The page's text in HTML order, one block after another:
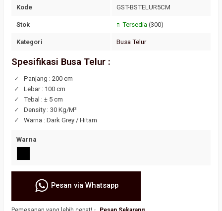
Kode GST-BSTELUR5CM
Stok Tersedia (300)
Kategori Busa Telur
Spesifikasi Busa Telur :
Panjang : 200 cm
Lebar : 100 cm
Tebal : ± 5 cm
Density : 30 Kg/M³
Warna : Dark Grey / Hitam
Warna
Pesan via Whatsapp